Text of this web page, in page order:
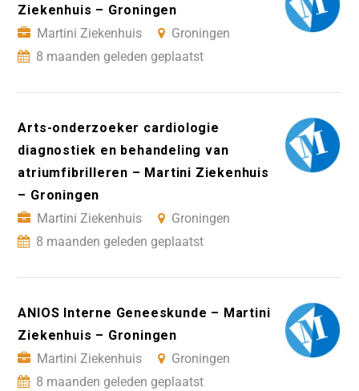
Ziekenhuis – Groningen
Martini Ziekenhuis
Groningen
8 maanden geleden geplaatst
Arts-onderzoeker cardiologie
diagnostiek en behandeling van
atriumfibrilleren – Martini Ziekenhuis
– Groningen
Martini Ziekenhuis
Groningen
8 maanden geleden geplaatst
ANIOS Interne Geneeskunde – Martini
Ziekenhuis – Groningen
Martini Ziekenhuis
Groningen
8 maanden geleden geplaatst